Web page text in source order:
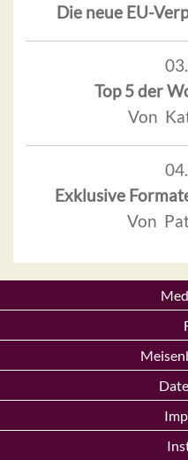
Die neue EU-
Top 5 der
Von
Exklusive
Von